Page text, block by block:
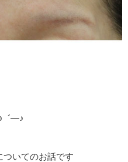
゛―♪
いてのお話です